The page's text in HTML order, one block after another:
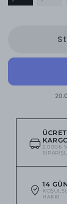
2.000₺
14
HAKKI